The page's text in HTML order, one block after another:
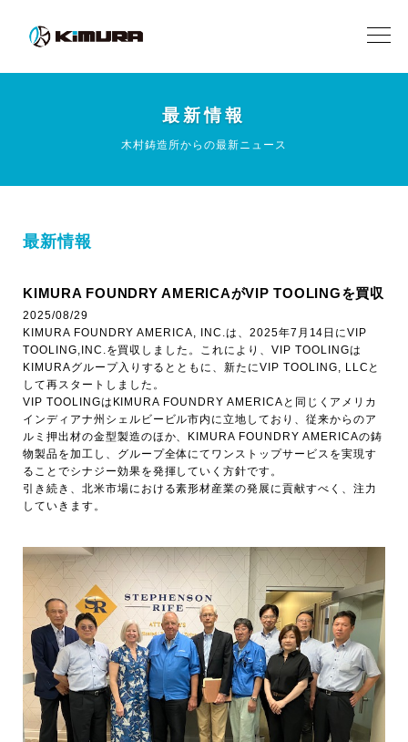
最新情報
木村鋳造所からの最新ニュース
最新情報
KIMURA FOUNDRY AMERICAがVIP TOOLINGを買収
2025/08/29
KIMURA FOUNDRY AMERICA, INC.は、2025年7月14日にVIP
TOOLING,INC.を買収しました。これにより、VIP TOOLINGは
KIMURAグループ入りするとともに、新たにVIP TOOLING, LLCと
して再スタートしました。
VIP TOOLINGはKIMURA FOUNDRY AMERICAと同じくアメリカ
インディアナ州シェルビービル市内に立地しており、従来からのア
ルミ押出材の金型製造のほか、KIMURA FOUNDRY AMERICAの鋳
物製品を加工し、グループ全体にてワンストップサービスを実現す
ることでシナジー効果を発揮していく方針です。
引き続き、北米市場における素形材産業の発展に貢献すべく、注力
していきます。